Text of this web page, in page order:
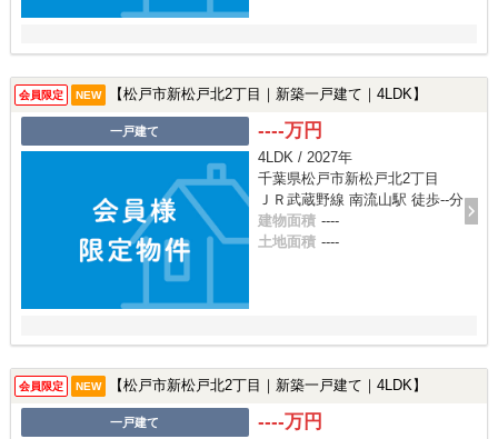
会員限定 NEW 【松戸市新松戸北2丁目｜新築一戸建て｜4LDK】
一戸建て ----万円
4LDK / 2027年
千葉県松戸市新松戸北2丁目
ＪＲ武蔵野線 南流山駅 徒歩--分
建物面積 ----
土地面積 ----
会員限定 NEW 【松戸市新松戸北2丁目｜新築一戸建て｜4LDK】
一戸建て ----万円